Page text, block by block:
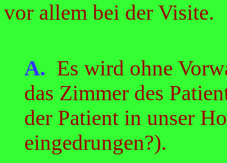
vor allem bei der Visite.
A. Es wird ohne
das Zimmer des
der Patient in unser
eingedrungen?).